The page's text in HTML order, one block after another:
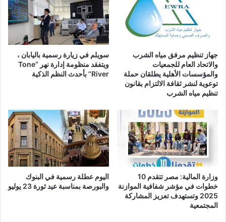
جهاز تنظيم مرفق مياه الشرب
والاتحاد العام للجمعيات
والمؤسسات الأهلية يطلقان حملة
توعوية لنشر ثقافة الالتزام بقانون
تنظيم مياه الشرب
سويلم في زيارة رسمية باليابان ،
ويتفقد منظومة إدارة نهر “Tone
River” بأحدث النظم الذكية
وزارة المالية: مصر تتقدم 10
خطوات في مؤشر شفافية الموازنة
2025 وتستهدف تعزيز المشاركة
المجتمعية
اليوم عطلة رسمية في البنوك
والبورصة بمناسبة عيد ثورة 23 يوليو